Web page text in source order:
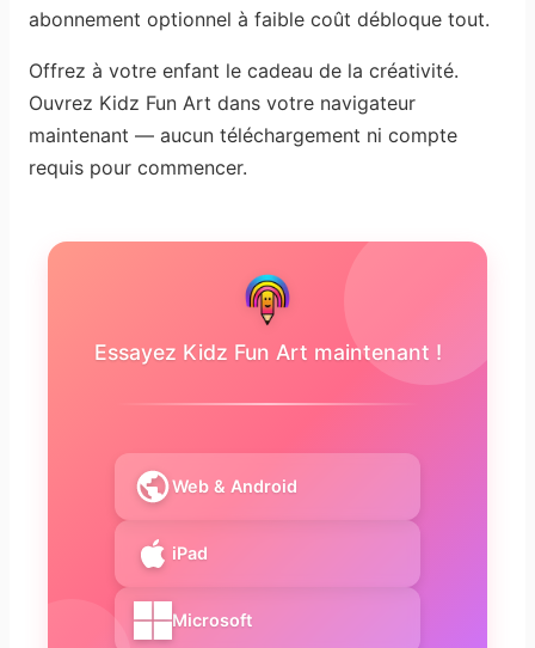
abonnement optionnel à faible coût débloque tout.
Offrez à votre enfant le cadeau de la créativité.
Ouvrez Kidz Fun Art dans votre navigateur
maintenant — aucun téléchargement ni compte
requis pour commencer.
Essayez Kidz Fun Art maintenant !
Web & Android
iPad
Microsoft